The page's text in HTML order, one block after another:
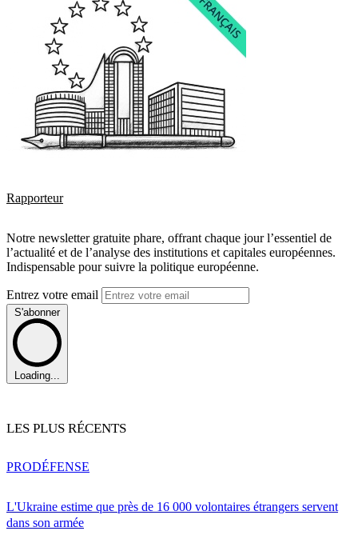
Rapporteur
Notre newsletter gratuite phare, offrant chaque jour l’essentiel de
l’actualité et de l’analyse des institutions et capitales européennes.
Indispensable pour suivre la politique européenne.
Entrez votre email
S'abonner
Loading...
LES PLUS RÉCENTS
L'Ukraine estime que près de 16 000 volontaires étrangers servent
dans son armée
PRODÉFENSE